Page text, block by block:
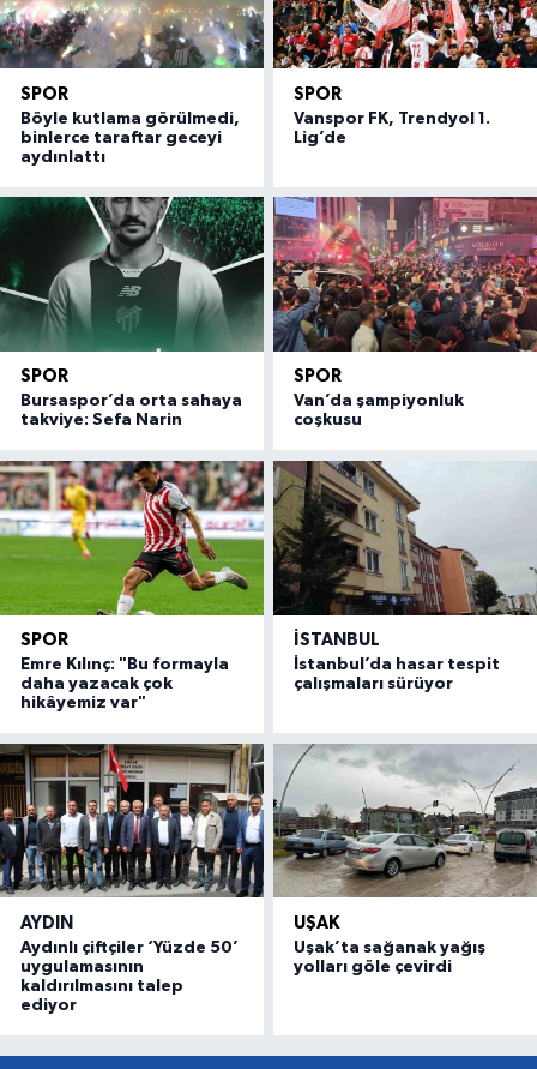
SPOR
Böyle kutlama görülmedi,
binlerce taraftar geceyi
aydınlattı
SPOR
Vanspor FK, Trendyol 1.
Lig’de
SPOR
Bursaspor’da orta sahaya
takviye: Sefa Narin
SPOR
Van’da şampiyonluk
coşkusu
SPOR
Emre Kılınç: "Bu formayla
daha yazacak çok
hikâyemiz var"
İSTANBUL
İstanbul’da hasar tespit
çalışmaları sürüyor
AYDIN
Aydınlı çiftçiler ‘Yüzde 50’
uygulamasının
kaldırılmasını talep
ediyor
UŞAK
Uşak’ta sağanak yağış
yolları göle çevirdi